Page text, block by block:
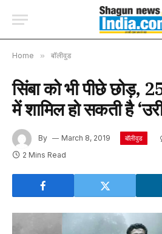
Home » बॉलीवुड
सिंबा को भी पीछे छोड़,
में शामिल हो सकती है
By March 8, 2019 बॉलीवुड
2 Mins Read